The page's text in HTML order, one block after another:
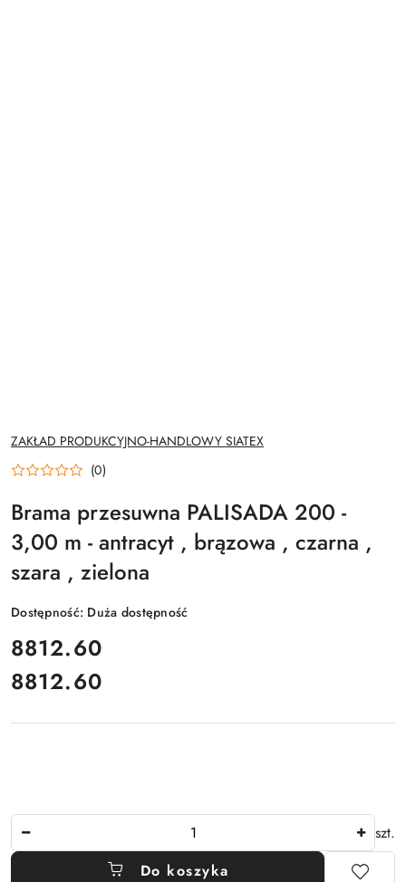
NAZWA
PRODUCENTA:
ZAKŁAD PRODUKCYJNO-HANDLOWY SIATEX
(0)
Brama przesuwna PALISADA 200 -
3,00 m - antracyt , brązowa , czarna ,
szara , zielona
Dostępność: Duża dostępność
cena:
8812.60
Cena:
8812.60
szt.
Do koszyka